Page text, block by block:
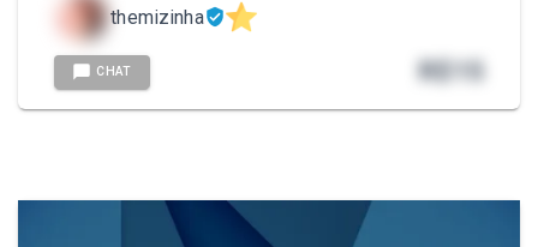
themizinha
CHAT R$15